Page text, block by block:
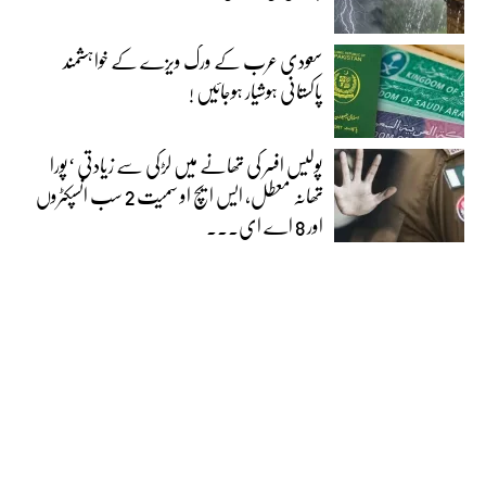
سعودی عرب کے ورک ویزے کے خواہشمند
پاکستانی ہوشیار ہوجائیں !
پولیس افسر کی تھانے میں لڑکی سے زیادتی ‘پورا
تھانہ معطل، ایس ایچ او سمیت 2 سب انسپکٹروں
اور 8 اے ای...